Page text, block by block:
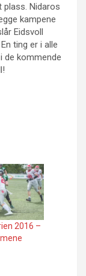
plass. Nidaros
kampene
Eidsvoll
ting er i alle
de kommende
2016 –